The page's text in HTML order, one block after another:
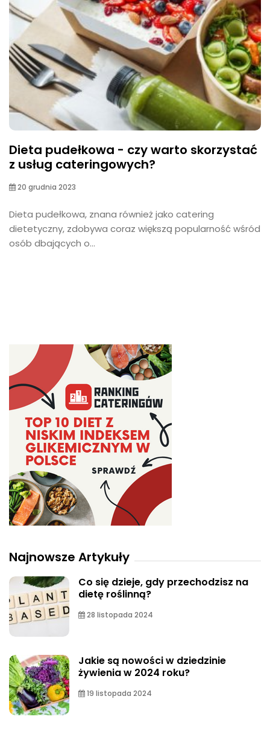
Dieta pudełkowa - czy warto skorzystać
z usług cateringowych?
20 grudnia 2023
Dieta pudełkowa, znana również jako catering
dietetyczny, zdobywa coraz większą popularność wśród
osób dbających o...
Najnowsze Artykuły
Co się dzieje, gdy przechodzisz na
dietę roślinną?
28 listopada 2024
Jakie są nowości w dziedzinie
żywienia w 2024 roku?
19 listopada 2024